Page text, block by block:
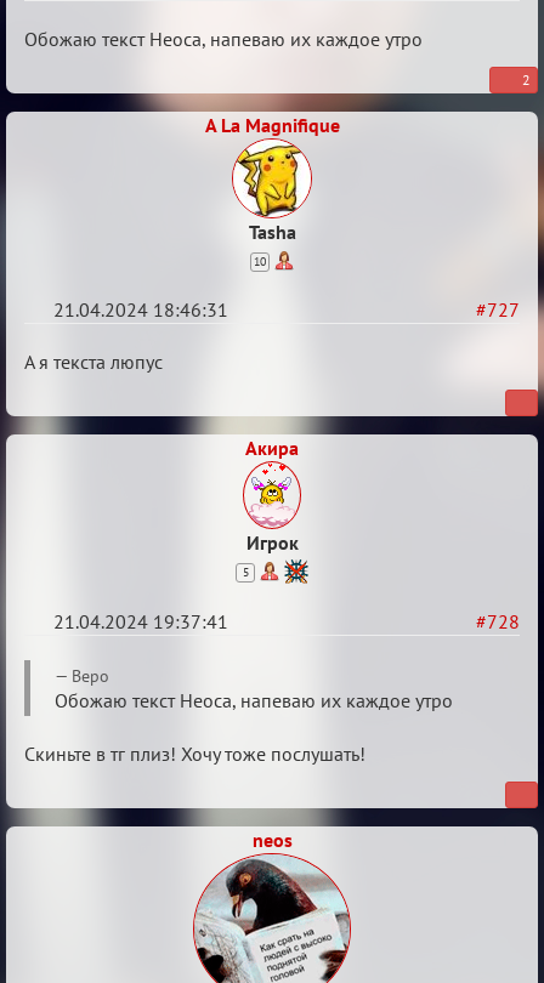
Re:
МАФИИ
Обожаю текст Неоса, напеваю их каждое утро
2
A La Magnifique
Tasha
10
#727
21.04.2024 18:46:31
Re:
МАФИИ
А я текста люпус
Акира
Игрок
5
#728
21.04.2024 19:37:41
Re:
ГОЛОС
(обсуждение)
Веро
Обожаю текст Неоса, напеваю их каждое утро
Скиньте в тг плиз! Хочу тоже послушать!
neos